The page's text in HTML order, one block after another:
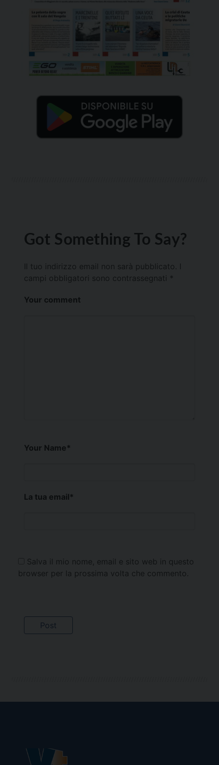
Got Something To Say?
Il tuo indirizzo email non sarà pubblicato.
campi obbligatori sono contrassegnati *
Your comment
Your Name*
La tua email*
Salva il mio nome, email e sito web in questo
browser per la prossima volta che commento.